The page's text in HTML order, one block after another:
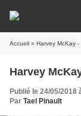
Accueil » Harvey McKay -
Harvey
Publié le 24/05/2018
Par Tael Pinault